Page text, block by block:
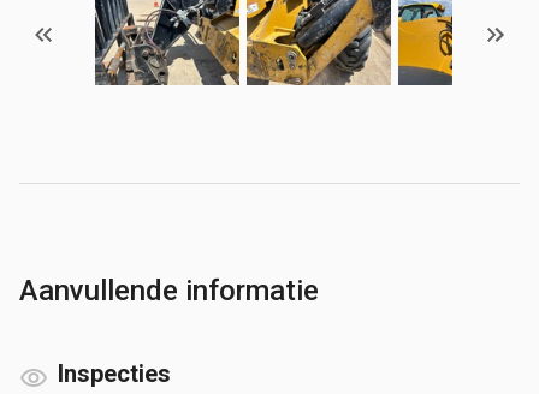
Aanvullende informatie
Inspecties